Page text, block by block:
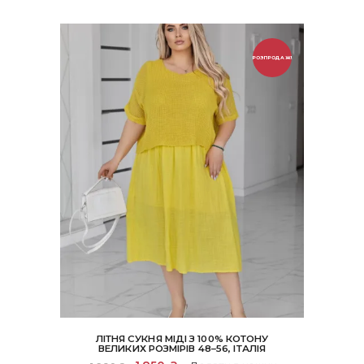
РОЗПРОДАЖ!
ЛІТНЯ СУКНЯ МІДІ З 100% КОТОНУ
ВЕЛИКИХ РОЗМІРІВ 48–56, ІТАЛІЯ